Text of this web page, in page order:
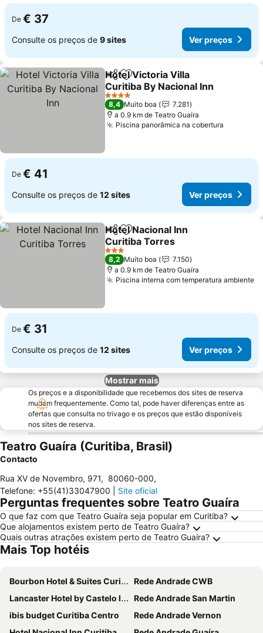
De € 37
Consulte os preços de 9 sites Ver preços
PartilharAdicionar aos favoritos
Hotel Victoria Villa
Curitiba By Nacional Inn
Ver preços
4 Estrelas
8,4 Muito boa
7.281
a 0.9 km de Teatro Guaíra
Piscina panorâmica na cobertura
De € 41
Consulte os preços de 12 sites Ver preços
PartilharAdicionar aos favoritos
Hotel Nacional Inn
Curitiba Torres
Ver preços
3 Estrelas
8,2 Muito boa
7.150
a 0.9 km de Teatro Guaíra
Piscina interna com temperatura ambiente
De € 31
Consulte os preços de 12 sites Ver preços
Mostrar mais
Os preços e a disponibilidade que recebemos dos sites de reserva
mudam frequentemente. Como tal, pode haver diferenças entre as
ofertas que consulta no trivago e os preços que estão disponíveis
nos sites de reserva.
Teatro Guaíra (Curitiba, Brasil)
Contacto
Rua XV de Novembro, 971, 80060-000,
Telefone: +55(41)33047900 Site oficial
Perguntas frequentes sobre Teatro Guaíra
O que faz com que Teatro Guaíra seja popular em Curitiba?
Que alojamentos existem perto de Teatro Guaíra?
Quais outras atrações existem perto de Teatro Guaíra?
Mais Top hotéis
Bourbon Hotel & Suites Curitiba
Rede Andrade CWB
Lancaster Hotel by Castelo Itaipava
Rede Andrade San Martin
ibis budget Curitiba Centro
Rede Andrade Vernon